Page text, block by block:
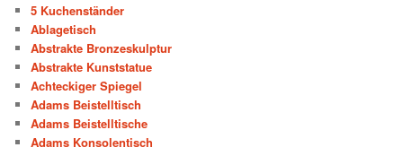
5 Kuchenständer
Ablagetisch
Abstrakte Bronzeskulptur
Abstrakte Kunststatue
Achteckiger Spiegel
Adams Beistelltisch
Adams Beistelltische
Adams Konsolentisch